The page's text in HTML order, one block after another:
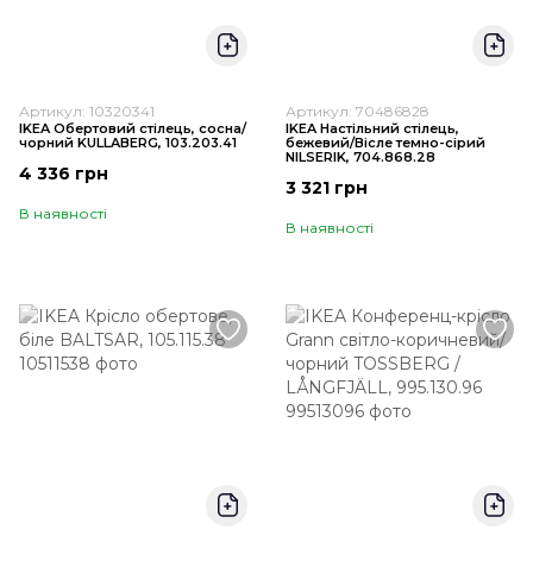
Артикул: 10320341
IKEA Обертовий стілець, сосна/
чорний KULLABERG, 103.203.41
4 336 грн
В наявності
Артикул: 70486828
IKEA Настільний стілець,
бежевий/Вісле темно-сірий
NILSERIK, 704.868.28
3 321 грн
В наявності